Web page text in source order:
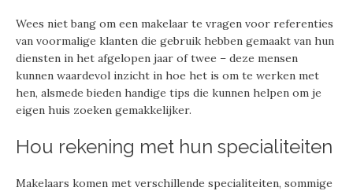
Wees niet bang om een makelaar te vragen voor referenties
van voormalige klanten die gebruik hebben gemaakt van hun
diensten in het afgelopen jaar of twee – deze mensen
kunnen waardevol inzicht in hoe het is om te werken met
hen, alsmede bieden handige tips die kunnen helpen om je
eigen huis zoeken gemakkelijker.
Hou rekening met hun specialiteiten
Makelaars komen met verschillende specialiteiten, sommige